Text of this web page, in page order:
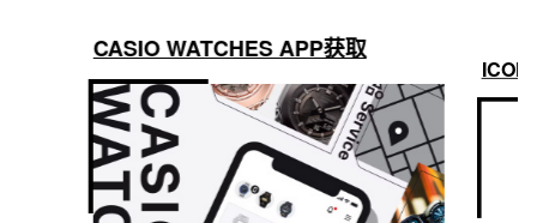
CASIO WATCHES APP获取